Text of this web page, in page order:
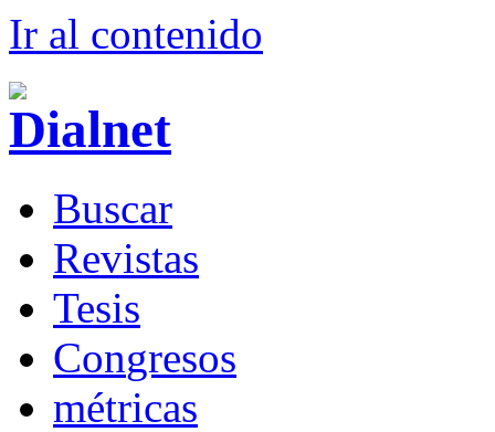
Ir al contenido
Buscar
Revistas
Tesis
Congresos
métricas